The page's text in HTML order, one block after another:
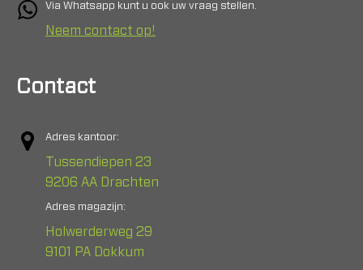
Via Whatsapp kunt u ook uw vraag stellen.
Neem contact op!
Contact
Adres kantoor:
Tussendiepen 23
9206 AA Drachten
Adres magazijn:
Holwerderweg 29
9101 PA Dokkum